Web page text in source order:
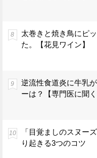
太巻きと焼き鳥にピ
た。【花見ワイン】
逆流性食道炎に牛乳
ーは？【専門医に聞く
「目覚ましのスヌー
り起きる3つのコツ